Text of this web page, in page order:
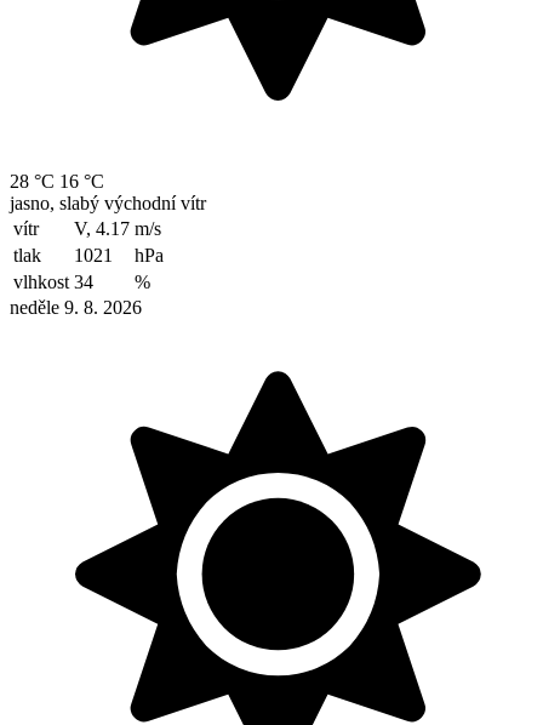
28 °C 16 °C
jasno, slabý východní vítr
vítr
V, 4.17 m/s
tlak
1021
hPa
vlhkost 34
%
neděle 9. 8. 2026